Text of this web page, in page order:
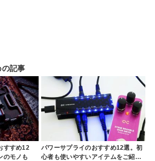
記事
すすめ12
のモノも
パワーサプライのおすすめ12選。初
心者も使いやすいアイテムをご紹…